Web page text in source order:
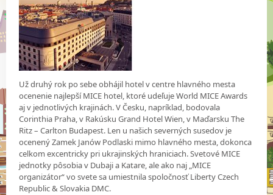
Už druhý rok po sebe obhájil hotel v centre hlavného mesta
ocenenie najlepší MICE hotel, ktoré udeľuje World MICE Awards
aj v jednotlivých krajinách. V Česku, napríklad, bodovala
Corinthia Praha, v Rakúsku Grand Hotel Wien, v Maďarsku The
Ritz – Carlton Budapest. Len u našich severných susedov je
ocenený Zamek Janów Podlaski mimo hlavného mesta, dokonca
celkom excentricky pri ukrajinských hraniciach. Svetové MICE
jednotky pôsobia v Dubaji a Katare, ale ako naj „MICE
organizátor“ vo svete sa umiestnila spoločnosť Liberty Czech
Republic & Slovakia DMC.